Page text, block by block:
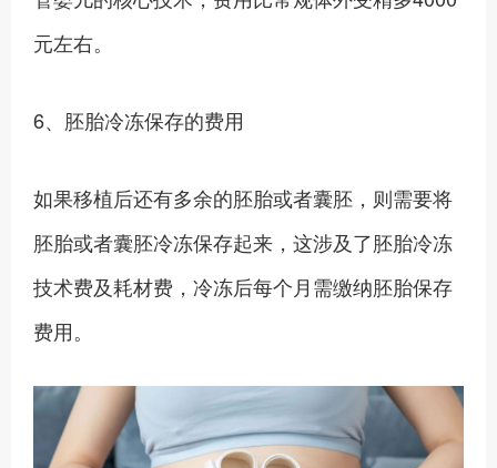
元左右。
6、胚胎冷冻保存的费用
如果移植后还有多余的胚胎或者囊胚，则需要将
胚胎或者囊胚冷冻保存起来，这涉及了胚胎冷冻
技术费及耗材费，冷冻后每个月需缴纳胚胎保存
费用。